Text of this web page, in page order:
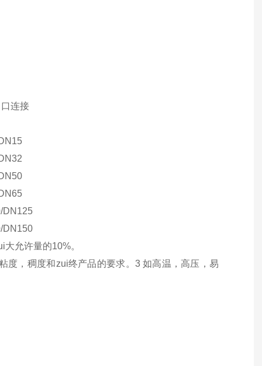
连接
DN125
DN150
大允许量的10%。
度，稠度和zui终产品的要求。3 如高温，高压，易